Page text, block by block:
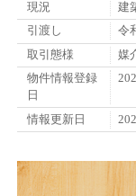
現況
建
引渡し
令
取引態様
媒
物件情報登録
日
情報更新日